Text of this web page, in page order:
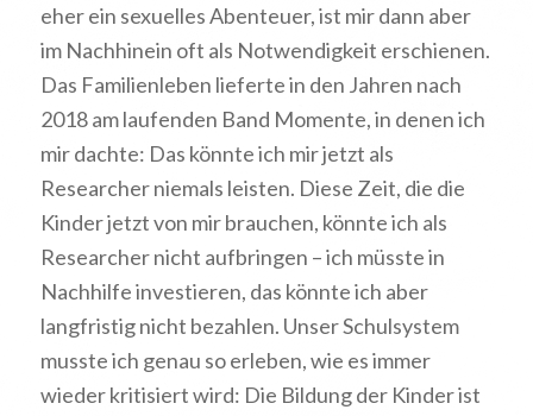
eher ein sexuelles Abenteuer, ist mir dann aber
im Nachhinein oft als Notwendigkeit erschienen.
Das Familienleben lieferte in den Jahren nach
2018 am laufenden Band Momente, in denen ich
mir dachte: Das könnte ich mir jetzt als
Researcher niemals leisten. Diese Zeit, die die
Kinder jetzt von mir brauchen, könnte ich als
Researcher nicht aufbringen – ich müsste in
Nachhilfe investieren, das könnte ich aber
langfristig nicht bezahlen. Unser Schulsystem
musste ich genau so erleben, wie es immer
wieder kritisiert wird: Die Bildung der Kinder ist